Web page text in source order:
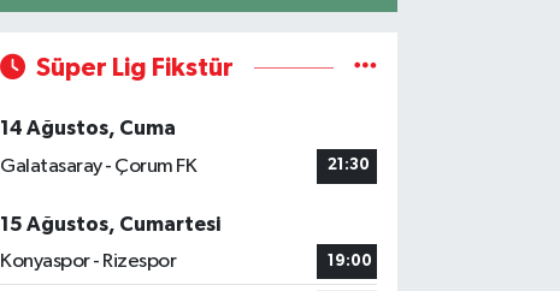
Süper Lig Fikstür
14 Ağustos, Cuma
Galatasaray - Çorum FK
21:30
15 Ağustos, Cumartesi
Konyaspor - Rizespor
19:00